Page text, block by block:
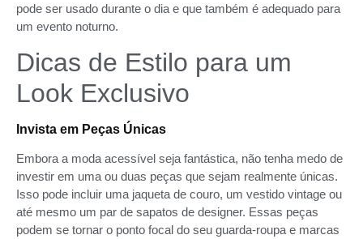
pode ser usado durante o dia e que também é adequado para
um evento noturno.
Dicas de Estilo para um
Look Exclusivo
Invista em Peças Únicas
Embora a moda acessível seja fantástica, não tenha medo de
investir em uma ou duas peças que sejam realmente únicas.
Isso pode incluir uma jaqueta de couro, um vestido vintage ou
até mesmo um par de sapatos de designer. Essas peças
podem se tornar o ponto focal do seu guarda-roupa e marcas